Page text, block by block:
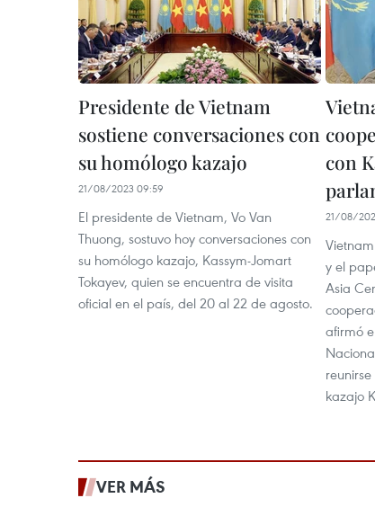
Presidente de Vietnam
sostiene conversaciones con
su homólogo kazajo
21/08/2023 09:59
El presidente de Vietnam, Vo Van
Thuong, sostuvo hoy conversaciones con
su homólogo kazajo, Kassym-Jomart
Tokayev, quien se encuentra de visita
oficial en el país, del 20 al 22 de agosto.
con
21/08/
y el
Asia
afirmó
kazajo
VER MÁS